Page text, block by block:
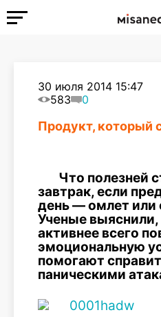
30 июля 2014 15:47
583
0
Продукт, который
Что полезней
завтрак, если
день — омлет или
Ученые
активнее всего
эмоциональную
помогают
паническими